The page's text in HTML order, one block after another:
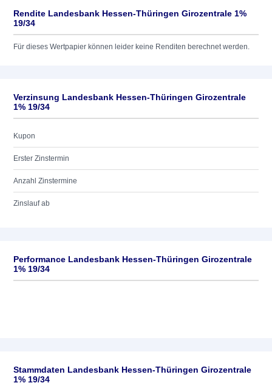
Rendite Landesbank Hessen-Thüringen Girozentrale 1%
19/34
Für dieses Wertpapier können leider keine Renditen berechnet werden.
Verzinsung Landesbank Hessen-Thüringen Girozentrale
1% 19/34
Kupon
Erster Zinstermin
Anzahl Zinstermine
Zinslauf ab
Performance Landesbank Hessen-Thüringen Girozentrale
1% 19/34
Stammdaten Landesbank Hessen-Thüringen Girozentrale
1% 19/34